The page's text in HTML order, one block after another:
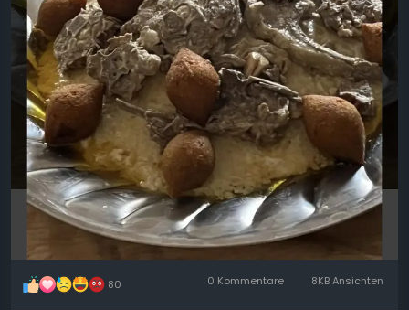
Ingrédients (10 personnes)
5 verres de boulgour gros
5 kg de viande d’agneau (ou bœuf, morceaux à
bouillir)
2 kg de yaourt nature (lben/labné liquide)
3 cuillères à soupe de samneh (beurre clarifié
oriental)
1 cuillère à soupe de sel
1 cuillère à soupe de mélange d’épices orientales
80 0 Kommentare 8KB Ansichten